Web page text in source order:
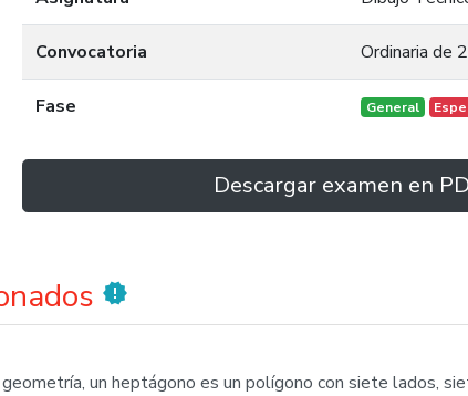
Convocatoria Ordinaria de
Fase General
Descargar examen en
new_releases
un heptágono es un polígono con siete lados,